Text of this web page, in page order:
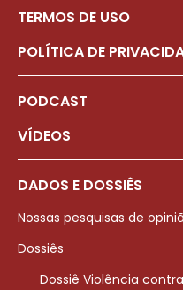
TERMOS DE USO
POLÍTICA DE
PODCAST
VÍDEOS
DADOS E DOSSIÊS
Nossas pesquisas de
Dossiês
Dossiê Violência